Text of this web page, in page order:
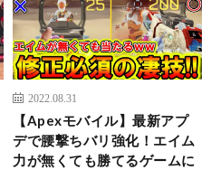
2022.08.31
【Apexモバイル】最新アプ
デで腰撃ちバリ強化！エイム
力が無くても勝てるゲームに